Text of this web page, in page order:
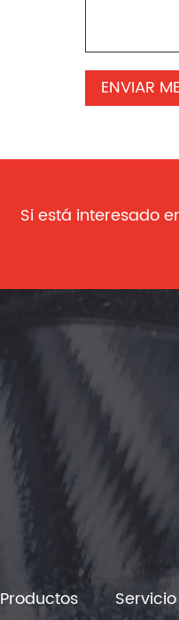
Si está interesado
Productos Servicio